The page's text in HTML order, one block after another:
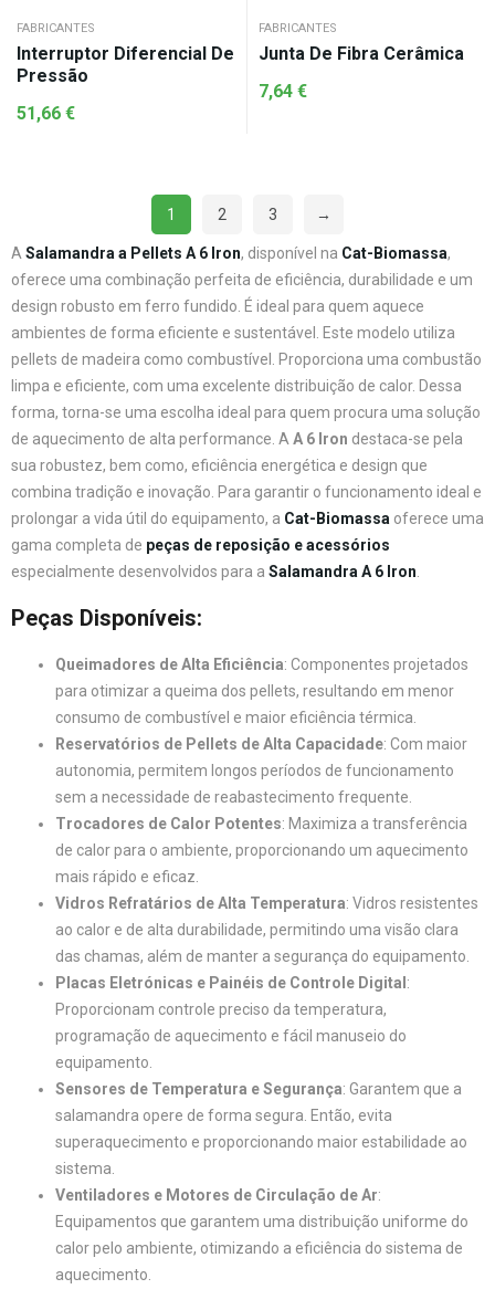
FABRICANTES
Interruptor Diferencial De
Pressão
51,66 €
FABRICANTES
Junta De Fibra Cerâmica
7,64 €
1 2 3 →
ASalamandra a Pellets A 6 Iron, disponível na Cat-Biomassa,
oferece uma combinação perfeita de eficiência, durabilidade e um
design robusto em ferro fundido. É ideal para quem aquece
ambientes de forma eficiente e sustentável. Este modelo utiliza
pellets de madeira como combustível. Proporciona uma combustão
limpa e eficiente, com uma excelente distribuição de calor. Dessa
forma, torna-se uma escolha ideal para quem procura uma solução
de aquecimento de alta performance. AA 6 Iron destaca-se pela
sua robustez, bem como, eficiência energética e design que
combina tradição e inovação. Para garantir o funcionamento ideal e
prolongar a vida útil do equipamento, a Cat-Biomassa oferece uma
gama completa de peças de reposição e acessórios
especialmente desenvolvidos para a Salamandra A 6 Iron.
Peças Disponíveis:
Queimadores de Alta Eficiência: Componentes projetados
para otimizar a queima dos pellets, resultando em menor
consumo de combustível e maior eficiência térmica.
Reservatórios de Pellets de Alta Capacidade: Com maior
autonomia, permitem longos períodos de funcionamento
sem a necessidade de reabastecimento frequente.
Trocadores de Calor Potentes: Maximiza a transferência
de calor para o ambiente, proporcionando um aquecimento
mais rápido e eficaz.
Vidros Refratários de Alta Temperatura: Vidros resistentes
ao calor e de alta durabilidade, permitindo uma visão clara
das chamas, além de manter a segurança do equipamento.
Placas Eletrónicas e Painéis de Controle Digital :
Proporcionam controle preciso da temperatura,
programação de aquecimento e fácil manuseio do
equipamento.
Sensores de Temperatura e Segurança: Garantem que a
salamandra opere de forma segura. Então, evita
superaquecimento e proporcionando maior estabilidade ao
sistema.
Ventiladores e Motores de Circulação de Ar:
Equipamentos que garantem uma distribuição uniforme do
calor pelo ambiente, otimizando a eficiência do sistema de
aquecimento.